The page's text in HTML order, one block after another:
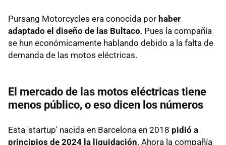
Pursang Motorcycles era conocida por haber
adaptado el diseño de las Bultaco. Pues la compañía
se hun económicamente hablando debido a la falta de
demanda de las motos eléctricas.
El mercado de las motos eléctricas tiene
menos público, o eso dicen los números
Esta 'startup' nacida en Barcelona en 2018 pidió a
principios de 2024 la liquidación. Ahora la compañía